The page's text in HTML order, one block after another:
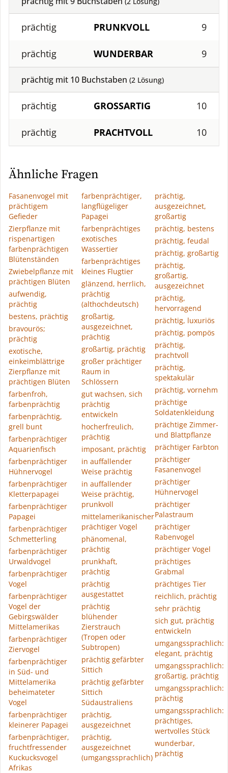
prächtig PRUNKVOLL 9
prächtig WUNDERBAR 9
prächtig mit 10 Buchstaben (2 Lösung)
prächtig GROSSARTIG 10
prächtig PRACHTVOLL 10
Ähnliche Fragen
Fasanenvogel mit
prächtigem
Gefieder
Zierpflanze mit
rispenartigen
farbenprächtigen
Blütenständen
Zwiebelpflanze mit
prächtigen Blüten
aufwendig,
prächtig
bestens, prächtig
bravourös;
prächtig
exotische,
einkeimblättrige
Zierpflanze mit
prächtigen Blüten
farbenfroh,
farbenprächtig
farbenprächtig,
grell bunt
farbenprächtiger
Aquarienfisch
farbenprächtiger
Hühnervogel
farbenprächtiger
Kletterpapagei
farbenprächtiger
Papagei
farbenprächtiger
Schmetterling
farbenprächtiger
Urwaldvogel
farbenprächtiger
Vogel
farbenprächtiger
Vogel der
Gebirgswälder
Mittelamerikas
farbenprächtiger
Ziervogel
farbenprächtiger
in Süd- und
Mittelamerika
beheimateter
Vogel
farbenprächtiger
kleinerer Papagei
farbenprächtiger,
fruchtfressender
Kuckucksvogel
Afrikas
farbenprächtiger,
langflügeliger
Papagei
farbenprächtiges
exotisches
Wassertier
farbenprächtiges
kleines Flugtier
glänzend, herrlich,
prächtig
(althochdeutsch)
großartig,
ausgezeichnet,
prächtig
großartig, prächtig
großer prächtiger
Raum in
Schlössern
gut wachsen, sich
prächtig
entwickeln
hocherfreulich,
prächtig
imposant, prächtig
in auffallender
Weise prächtig
in auffallender
Weise prächtig,
prunkvoll
mittelamerikanischer
prächtiger Vogel
phänomenal,
prächtig
prunkhaft,
prächtig
prächtig
ausgestattet
prächtig
blühender
Zierstrauch
(Tropen oder
Subtropen)
prächtig gefärbter
Sittich
prächtig gefärbter
Sittich
Südaustraliens
prächtig,
ausgezeichnet
prächtig,
ausgezeichnet
(umgangssprachlich)
prächtig,
ausgezeichnet,
großartig
prächtig, bestens
prächtig, feudal
prächtig, großartig
prächtig,
großartig,
ausgezeichnet
prächtig,
hervorragend
prächtig, luxuriös
prächtig, pompös
prächtig,
prachtvoll
prächtig,
spektakulär
prächtig, vornehm
prächtige
Soldatenkleidung
prächtige Zimmer-
und Blattpflanze
prächtiger Farbton
prächtiger
Fasanenvogel
prächtiger
Hühnervogel
prächtiger
Palastraum
prächtiger
Rabenvogel
prächtiger Vogel
prächtiges
Grabmal
prächtiges Tier
reichlich, prächtig
sehr prächtig
sich gut, prächtig
entwickeln
umgangssprachlich:
elegant, prächtig
umgangssprachlich:
großartig, prächtig
umgangssprachlich:
prächtig
umgangssprachlich:
prächtiges,
wertvolles Stück
wunderbar,
prächtig